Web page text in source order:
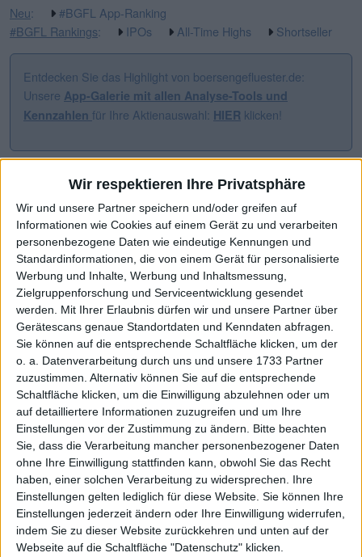
Wir respektieren Ihre Privatsphäre
Wir und unsere Partner speichern und/oder greifen auf
Informationen wie Cookies auf einem Gerät zu und verarbeiten
personenbezogene Daten wie eindeutige Kennungen und
Standardinformationen, die von einem Gerät für personalisierte
Werbung und Inhalte, Werbung und Inhaltsmessung,
Zielgruppenforschung und Serviceentwicklung gesendet
werden. Mit Ihrer Erlaubnis dürfen wir und unsere Partner über
Gerätescans genaue Standortdaten und Kenndaten abfragen.
Sie können auf die entsprechende Schaltfläche klicken, um der
o. a. Datenverarbeitung durch uns und unsere 1733 Partner
zuzustimmen. Alternativ können Sie auf die entsprechende
Schaltfläche klicken, um die Einwilligung abzulehnen oder um
auf detailliertere Informationen zuzugreifen und um Ihre
Einstellungen vor der Zustimmung zu ändern. Bitte beachten
Sie, dass die Verarbeitung mancher personenbezogener Daten
ohne Ihre Einwilligung stattfinden kann, obwohl Sie das Recht
haben, einer solchen Verarbeitung zu widersprechen. Ihre
Einstellungen gelten lediglich für diese Website. Sie können Ihre
Einstellungen jederzeit ändern oder Ihre Einwilligung widerrufen,
indem Sie zu dieser Website zurückkehren und unten auf der
Webseite auf die Schaltfläche "Datenschutz" klicken.
Neu:
#BGFL App-Ranking
#BGFL Rankings: IPOs All-Time Highs Shortseller
Entdecken Sie das Highlight von boersengefluester.de:
Unsere App-Galerie mit allen Analyse-Tools und
Kennzahlen für Ihre Aktienauswahl: HIER klicken!
CHART-CHECK: MARKET MOVERS
Deutlicher Schub nach oben Höhere Prognose wirkt